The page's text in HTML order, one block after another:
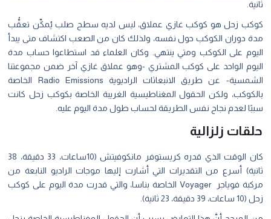
ثانية.
كوكب زحل هو كوكب غازي عملاق، ليس لديه سطح صلب يُمكِّن تعقُّب
مدة دوران الكوكب حول نفسه، ولذلك كان من الصعب اكتشاف متى يبدأ
اليوم على الكوكب ومتي ينتهي. وكان العلماء قد استطاعوا حساب مدة
اليوم الواحد على كوكب المشتري -وهو عملاق غازي آخر ضمن مجموعتنا
الشمسية- عن طريق الانبعاثات الراديوية Radio Emissions الخاصة
بالكوكب، ولكن الحقول المغناطيسية الغريبة الخاصة بكوكب زحل كانت
سببًا لعدم نجاح نفس الطريقة لحساب طول مدة اليوم عليه.
حلقات زلزالية
كان الوقت الذي قدره كريستوفر مانكوفيتش (10ساعات، 33 دقيقة، 38
ثانية) أسرع من التقديرات التي أشارت إليها موجات الراديو النابعة من
مركبة فوياجر Voyager الخاصة بناسا، والتي قدرت مدة اليوم على كوكب
زحل (10 ساعات، 39 دقيقة، 23 ثانية).